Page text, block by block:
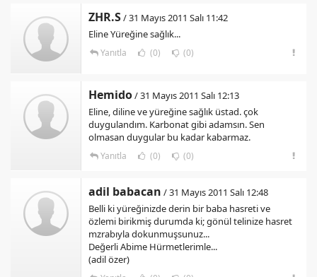
ZHR.S/ 31 Mayıs 2011 Salı 11:42
Eline Yüreğine sağlık...
Yanıtla (0) (0)
Hemido/ 31 Mayıs 2011 Salı 12:13
Eline, diline ve yüreğine sağlık üstad. çok
duygulandım. Karbonat gibi adamsın. Sen
olmasan duygular bu kadar kabarmaz.
Yanıtla (0) (0)
adil babacan / 31 Mayıs 2011 Salı 12:48
Belli ki yüreğinizde derin bir baba hasreti ve
özlemi birikmiş durumda ki; gönül telinize hasret
mzrabıyla dokunmuşsunuz...
Değerli Abime Hürmetlerimle...
(adil özer)